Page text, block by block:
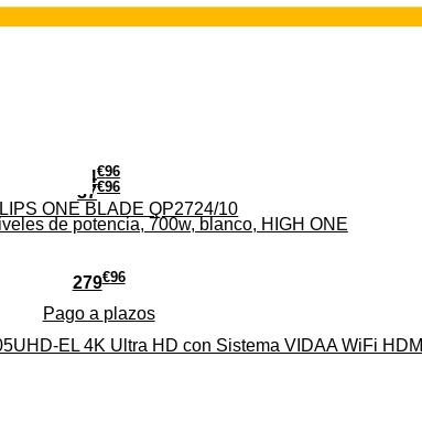
37€96
de potencia, 700w, blanco, HIGH ONE
24€96
ONE BLADE QP2724/10
279€96
Pago a plazos
EL 4K Ultra HD con Sistema VIDAA WiFi HDMI